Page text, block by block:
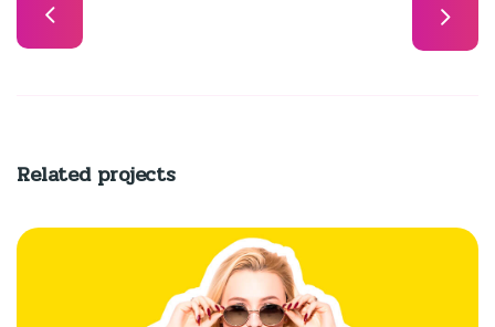
Related projects